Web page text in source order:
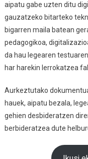
aipatu gabe uzten ditu
gauzatzeko bitarteko
bigarren maila batean
pedagogikoa,
da hau legearen
har harekin lerrokatzea
Aurkeztutako
hauek, aipatu bezala,
gehien desbideratzen
berbideratzea dute